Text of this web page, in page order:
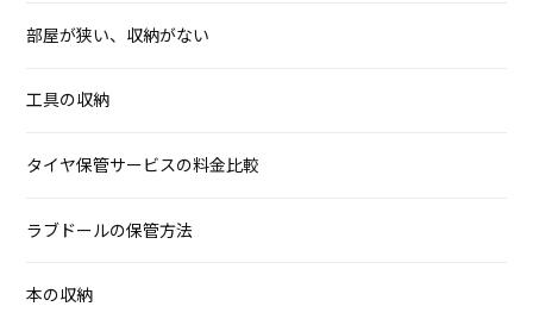
部屋が狭い、収納がない
工具の収納
タイヤ保管サービスの料金比較
ラブドールの保管方法
本の収納